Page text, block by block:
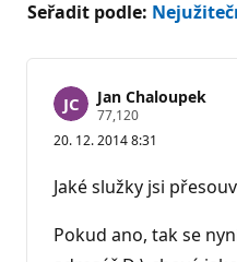
Seřadit podle:
Jan Chaloupek
77,120R
p
t
a
n
í
20. 12. 2014 8:31
Jaké služky jsi
Pokud ano, tak se